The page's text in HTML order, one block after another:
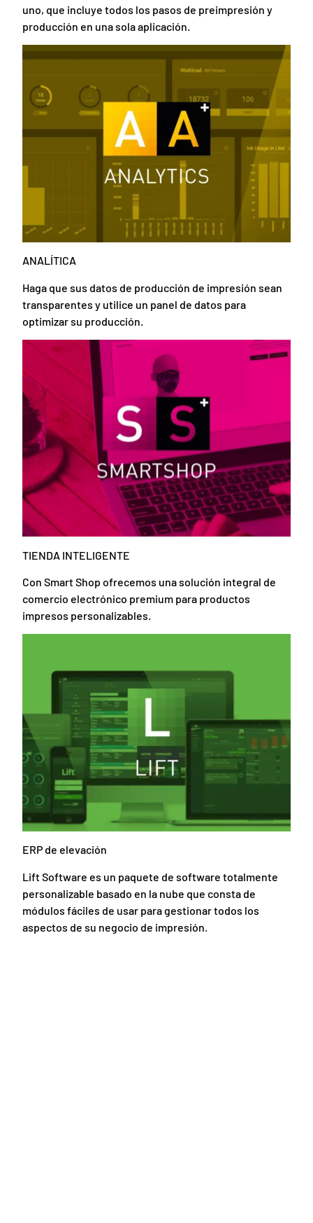
uno, que incluye todos los pasos de preimpresión y
producción en una sola aplicación.
ANALÍTICA
Haga que sus datos de producción de impresión sean
transparentes y utilice un panel de datos para
optimizar su producción.
TIENDA INTELIGENTE
Con Smart Shop ofrecemos una solución integral de
comercio electrónico premium para productos
impresos personalizables.
ERP de elevación
Lift Software es un paquete de software totalmente
personalizable basado en la nube que consta de
módulos fáciles de usar para gestionar todos los
aspectos de su negocio de impresión.